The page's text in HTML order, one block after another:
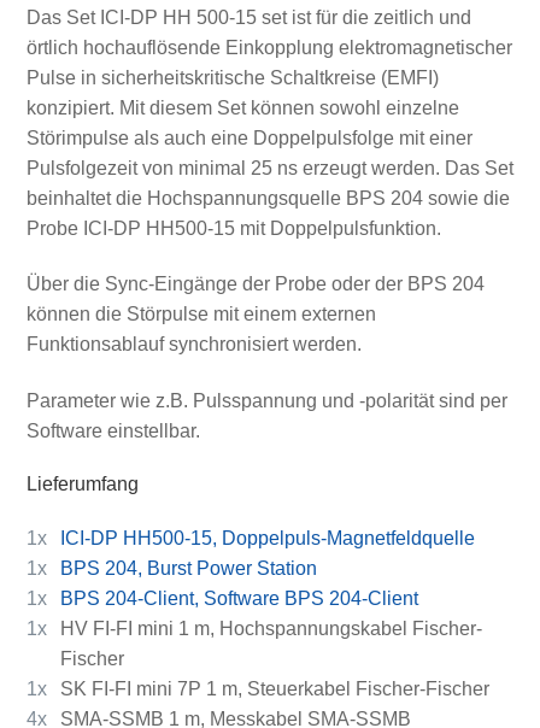
Das Set ICI-DP HH 500-15 set ist für die zeitlich und
örtlich hochauflösende Einkopplung elektromagnetischer
Pulse in sicherheitskritische Schaltkreise (EMFI)
konzipiert. Mit diesem Set können sowohl einzelne
Störimpulse als auch eine Doppelpulsfolge mit einer
Pulsfolgezeit von minimal 25 ns erzeugt werden. Das Set
beinhaltet die Hochspannungsquelle BPS 204 sowie die
Probe ICI-DP HH500-15 mit Doppelpulsfunktion.
Über die Sync-Eingänge der Probe oder der BPS 204
können die Störpulse mit einem externen
Funktionsablauf synchronisiert werden.
Parameter wie z.B. Pulsspannung und -polarität sind per
Software einstellbar.
Lieferumfang
1x
ICI-DP HH500-15, Doppelpuls-Magnetfeldquelle
1x
BPS 204, Burst Power Station
1x
BPS 204-Client, Software BPS 204-Client
1x
HV FI-FI mini 1 m, Hochspannungskabel Fischer-
Fischer
1x
SK FI-FI mini 7P 1 m, Steuerkabel Fischer-Fischer
4x
SMA-SSMB 1 m, Messkabel SMA-SSMB